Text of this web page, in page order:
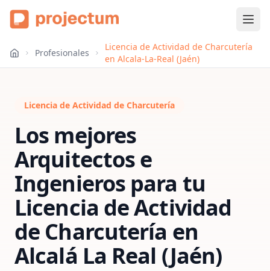
Profesionales
Licencia de Actividad de Charcutería
en Alcala-La-Real (Jaén)
Licencia de Actividad de Charcutería
Los mejores
Arquitectos e
Ingenieros para tu
Licencia de Actividad
de Charcutería en
Alcalá La Real (Jaén)